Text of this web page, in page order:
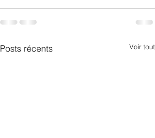
Posts récents Voir tout